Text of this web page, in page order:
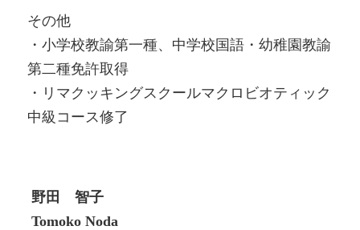
その他
・小学校教諭第一種、中学校国語・幼稚園教諭
第二種免許取得
・リマクッキングスクールマクロビオティック
中級コース修了
野田 智子
Tomoko Noda